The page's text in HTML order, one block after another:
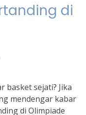
di
basket sejati? Jika
mendengar kabar
di Olimpiade